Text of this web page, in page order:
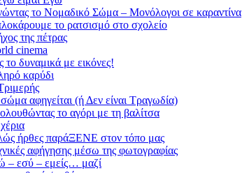
το Νομαδικό Σώμα – Μονόλογοι σε καραντίνα
το ρατσισμό στο σχολείο
της πέτρας
cinema
το δυναμικά με εικόνες!
καρύδι
αφηγείται (ή Δεν είναι Τραγωδία)
το αγόρι με τη βαλίτσα
ήρθες παράΞΕΝΕ στον τόπο μας
αφήγησης μέσω της φωτογραφίας
– εσύ – εμείς… μαζί